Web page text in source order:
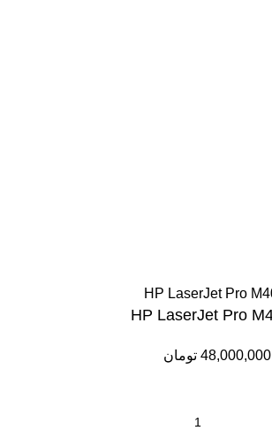
48,000,000 تومان